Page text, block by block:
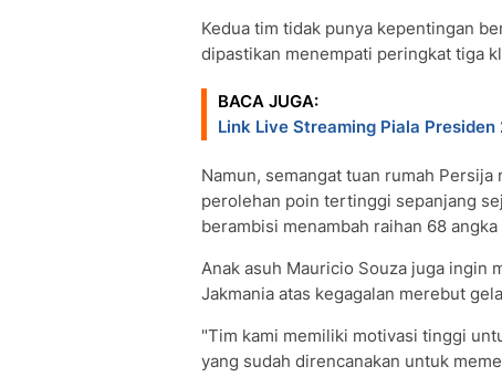
Kedua tim tidak punya kepentingan
dipastikan menempati peringkat tiga
BACA JUGA:
Link Live Streaming Piala
Namun, semangat tuan rumah
perolehan poin tertinggi sepanjang
berambisi menambah raihan 68
Anak asuh Mauricio Souza juga ingin
Jakmania atas kegagalan merebut
"Tim kami memiliki motivasi tinggi
yang sudah direncanakan untuk